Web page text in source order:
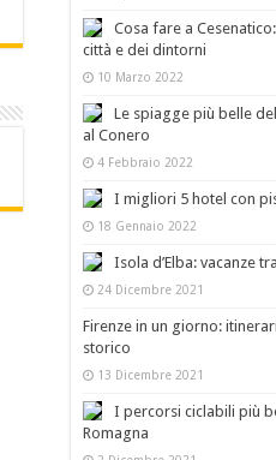
Cosa fare a
città e dei dintorni
10 Marzo 2022
Le spiagge più belle
al Conero
4 Febbraio 2022
I migliori 5 hotel con
18 Gennaio 2022
Isola d’Elba: vacanze
24 Dicembre 2021
Firenze in un giorno:
storico
13 Dicembre 2021
I percorsi ciclabili più
Romagna